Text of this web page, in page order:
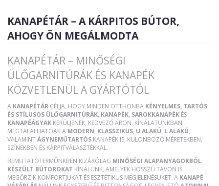
KANAPÉTÁR – A KÁRPITOS BÚTOR,
AHOGY ÖN MEGÁLMODTA
KANAPÉTÁR – MINŐSÉGI
ÜLŐGARNITÚRÁK ÉS KANAPÉK
KÖZVETLENÜL A GYÁRTÓTÓL
A KANAPÉTÁR CÉLJA, HOGY MINDEN OTTHONBA KÉNYELMES, TARTÓS
ÉS STÍLUSOS ÜLŐGARNITÚRÁK, KANAPÉK, SAROKKANAPÉK ÉS
KANAPÉÁGYAK KERÜLJENEK, KEDVEZŐ ÁRON. KÍNÁLATUNKBAN
MEGTALÁLHATÓAK A MODERN, KLASSZIKUS, U ALAKÚ, L ALAKÚ,
VALAMINTÁGYNEMŰTARTÓS KANAPÉK IS, KÜLÖNBÖZŐ MÉRETEKBEN,
SZÍNEKBEN ÉS KÁRPITVÁLASZTÉKKAL.
BEMUTATÓTERMÜNKBEN KIZÁRÓLAG MINŐSÉGI ALAPANYAGOKBÓL
KÉSZÜLT BÚTOROKAT KÍNÁLUNK, AMELYEK HOSSZÚ TÁVON IS
MEGŐRZIK KOMFORTJUKAT ÉS ESZTÉTIKUS MEGJELENÉSÜKET. A KANAPÉ